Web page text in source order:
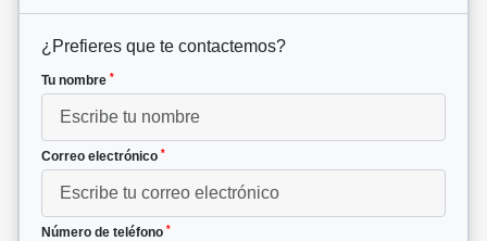
¿Prefieres que te contactemos?
Tu nombre *
Correo electrónico *
Número de teléfono *